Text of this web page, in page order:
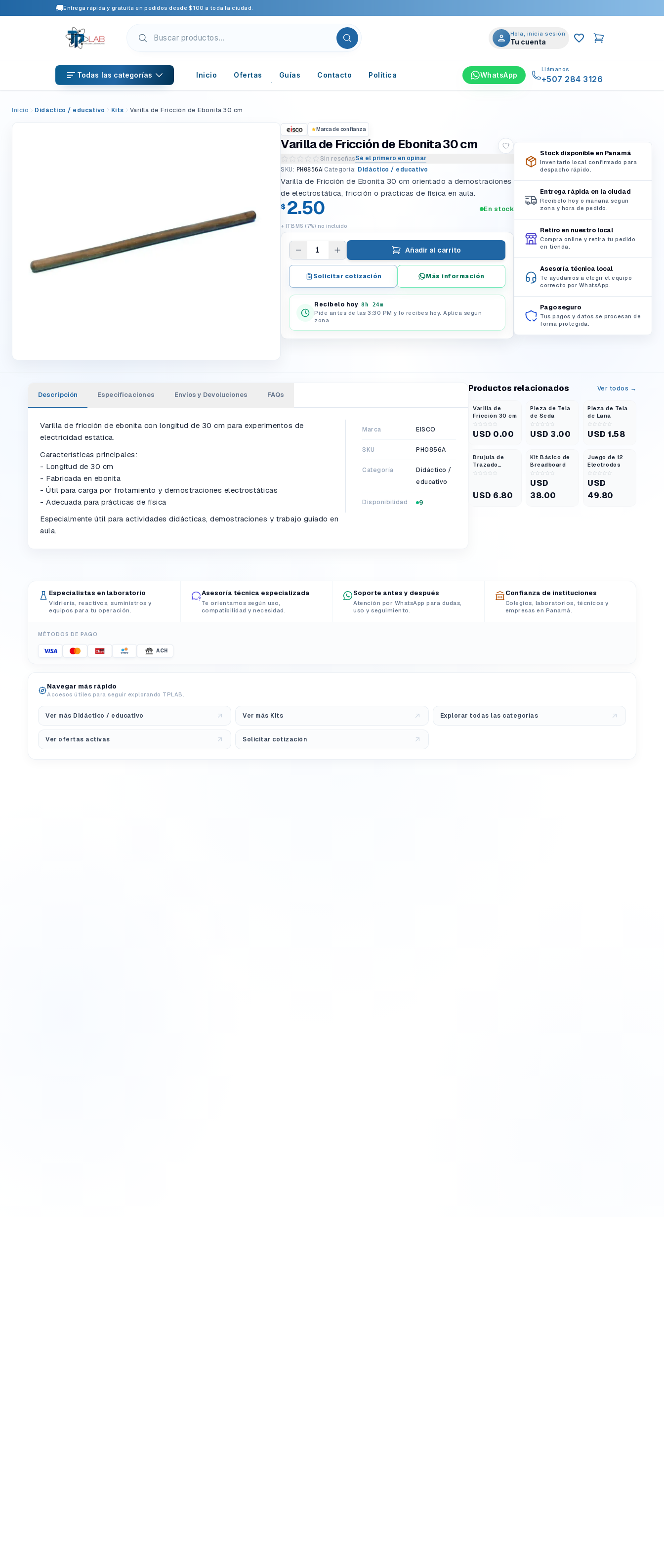
🚚Entrega rápida y gratuita en pedidos desde $100 a toda la ciudad.
Hola, inicia sesión
Tu cuenta
Todas las categorías Inicio Ofertas Guías Contacto Política WhatsApp
Llámanos
+507 284 3126
Inicio Didáctico / educativo Kits Varilla de Fricción de Ebonita 30 cm
Marca de confianza
Varilla de Fricción de Ebonita 30 cm
Sin reseñasSé el primero en opinar
Escribir una reseña del producto
SKU: PH0856A Categoría: Didáctico / educativo
Varilla de Fricción de Ebonita 30 cm orientado a demostraciones
de electrostática, fricción o prácticas de física en aula.
$ 2.50
+ ITBMS (7%) no incluido
En stock
1 Añadir al carrito
Solicitar cotización Más información
Recibelo hoy 8h 24m
Pide antes de las 3:30 PM y lo recibes hoy. Aplica segun
zona.
Stock disponible en Panamá
Inventario local confirmado para
despacho rápido.
Entrega rápida en la ciudad
Recíbelo hoy o mañana según
zona y hora de pedido.
Retiro en nuestro local
Compra online y retira tu pedido
en tienda.
Asesoría técnica local
Te ayudamos a elegir el equipo
correcto por WhatsApp.
Pago seguro
Tus pagos y datos se procesan de
forma protegida.
Descripción Especificaciones Envíos y Devoluciones FAQs
Varilla de fricción de ebonita con longitud de 30 cm para experimentos de
electricidad estática.
Características principales:
- Longitud de 30 cm
- Fabricada en ebonita
- Útil para carga por frotamiento y demostraciones electrostáticas
- Adecuada para prácticas de física
Especialmente útil para actividades didácticas, demostraciones y trabajo guiado en
aula.
Marca EISCO
SKU PH0856A
Categoría
Didáctico /
educativo
Disponibilidad 9
Productos relacionados Ver todos →
Varilla de
Fricción 30 cm
USD 0.00
Pieza de Tela
de Seda
USD 3.00
Pieza de Tela
de Lana
USD 1.58
Brujula de
Trazado
Basico 16 mm
USD 6.80
Kit Básico de
Breadboard
USD
38.00
Juego de 12
Electrodos
USD
49.80
Especialistas en laboratorio
Vidriería, reactivos, suministros y
equipos para tu operación.
Asesoría técnica especializada
Te orientamos según uso,
compatibilidad y necesidad.
Soporte antes y después
Atención por WhatsApp para dudas,
uso y seguimiento.
Confianza de instituciones
Colegios, laboratorios, técnicos y
empresas en Panamá.
MÉTODOS DE PAGO
ACH
Navegar más rápido
Accesos útiles para seguir explorando TPLAB.
Ver más Didáctico / educativo Ver más Kits Explorar todas las categorías
Ver ofertas activas Solicitar cotización